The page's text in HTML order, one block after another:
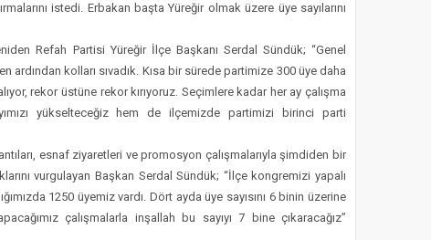
istedi. Erbakan başta Yüreğir olmak üzere üye sayılarını
Refah Partisi Yüreğir İlçe Başkanı Serdal Sündük; “Genel
ardından kolları sıvadık. Kısa bir sürede partimize 300 üye daha
rekor üstüne rekor kırıyoruz. Seçimlere kadar her ay çalışma
yükselteceğiz hem de ilçemizde partimizi birinci parti
esnaf ziyaretleri ve promosyon çalışmalarıyla şimdiden bir
vurgulayan Başkan Serdal Sündük; “İlçe kongremizi yapalı
1250 üyemiz vardı. Dört ayda üye sayısını 6 binin üzerine
çalışmalarla inşallah bu sayıyı 7 bine çıkaracağız”